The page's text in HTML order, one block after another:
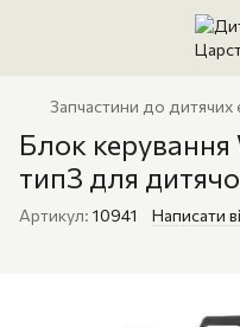
Запчастини до дитячих
Блок керування
тип3 для
Артикул: 10941 Написати